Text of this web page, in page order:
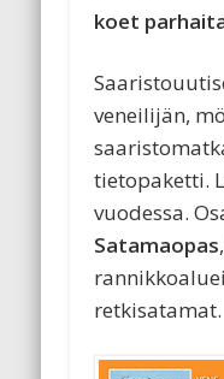
koet
veneilijän,
tietopaketti.
vuodessa.
Satamaopas
retkisatamat.